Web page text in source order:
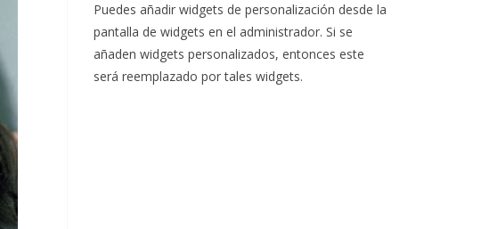
Puedes añadir widgets de personalización desde la
pantalla de widgets en el administrador. Si se
añaden widgets personalizados, entonces este
será reemplazado por tales widgets.